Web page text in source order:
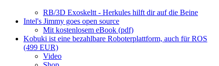
RB/3D Exoskeltt - Herkules hilft dir auf die Beine
Intel's Jimmy goes open source
Mit kostenlosem eBook (pdf)
Kobuki ist eine bezahlbare Roboterplattform, auch für ROS
(499 EUR)
Video